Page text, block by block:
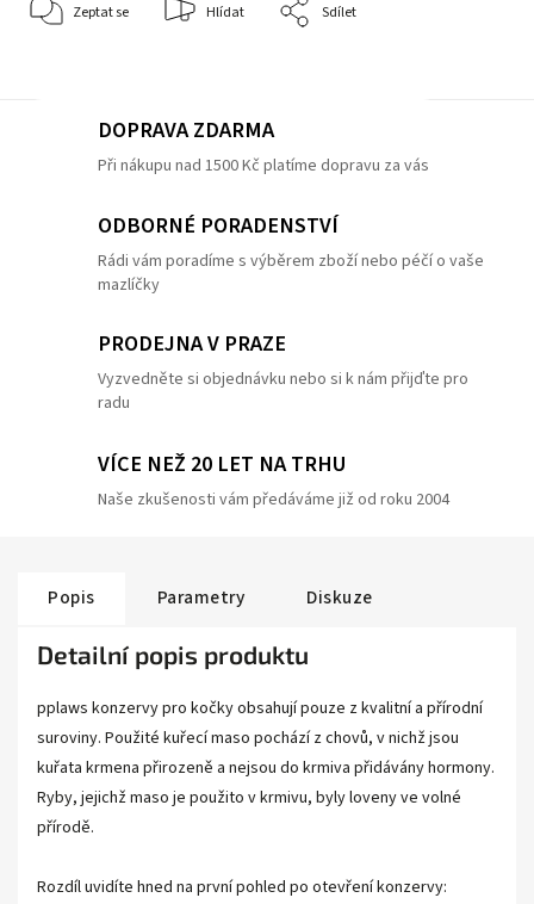
Zeptat se Hlídat Sdílet
DOPRAVA ZDARMA
Při nákupu nad 1500 Kč platíme dopravu za vás
ODBORNÉ PORADENSTVÍ
Rádi vám poradíme s výběrem zboží nebo péčí o vaše
mazlíčky
PRODEJNA V PRAZE
Vyzvedněte si objednávku nebo si k nám přijďte pro
radu
VÍCE NEŽ 20 LET NA TRHU
Naše zkušenosti vám předáváme již od roku 2004
Popis Parametry Diskuze
Detailní popis produktu
pplaws konzervy pro kočky obsahují pouze z kvalitní a přírodní
suroviny. Použité kuřecí maso pochází z chovů, v nichž jsou
kuřata krmena přirozeně a nejsou do krmiva přidávány hormony.
Ryby, jejichž maso je použito v krmivu, byly loveny ve volné
přírodě.
Rozdíl uvidíte hned na první pohled po otevření konzervy: